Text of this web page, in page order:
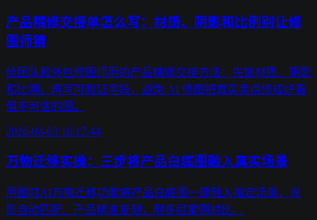
产品精修交接单怎么写：材质、阴影和比例别让修
图师猜
给团队和外包修图师用的产品精修交接方法：先锁材质、阴影
和比例，再写可验证字段，避免 AI 修图把真实卖点修成好看
但不可信的图。
2026-03-03 16:17:44
万物迁移实操：三步将产品白底图融入真实场景
用图叮AI万物迁移功能将产品白底图一键融入指定场景，光
影自动匹配、产品精准复刻，附多组案例对比。